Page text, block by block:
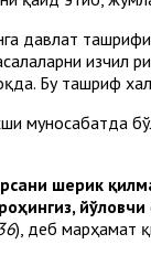
давлат
изчил
Бу ташриф
муносабатда
шерик
йўловчи
), деб марҳамат